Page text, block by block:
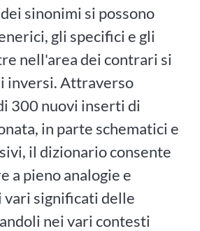
sinonimi si possono
gli specifici e gli
nell'area dei contrari si
inversi. Attraverso
300 nuovi inserti di
in parte schematici e
il dizionario consente
a pieno analogie e
significati delle
nei vari contesti